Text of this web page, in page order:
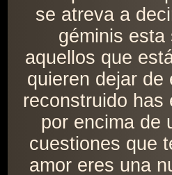
se atreva a
géminis esta
aquellos que
quieren dejar de
reconstruido has
por encima de
cuestiones que
amor eres una